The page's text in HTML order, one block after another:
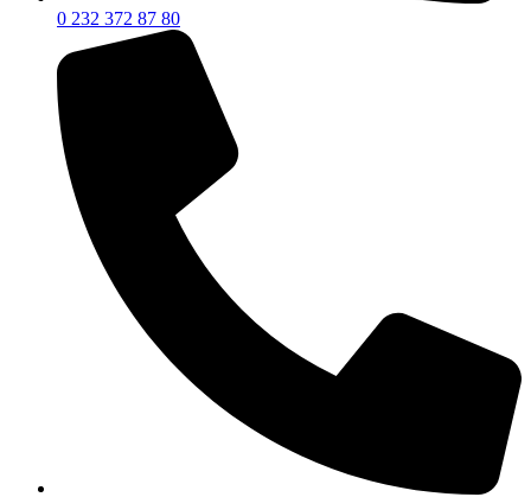
0 232 372 87 80